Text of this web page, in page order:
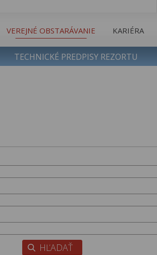
VEREJNÉ OBSTARÁVANIE KARIÉRA
TECHNICKÉ PREDPISY REZORTU